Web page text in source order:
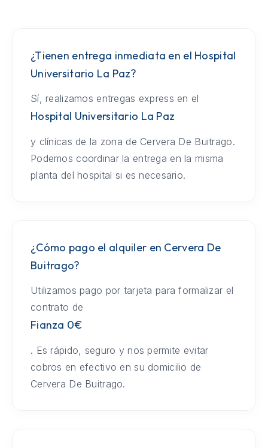
¿Tienen entrega inmediata en el Hospital
Universitario La Paz?
Sí, realizamos entregas express en el
Hospital Universitario La Paz
y clínicas de la zona de Cervera De Buitrago.
Podemos coordinar la entrega en la misma
planta del hospital si es necesario.
¿Cómo pago el alquiler en Cervera De
Buitrago?
Utilizamos pago por tarjeta para formalizar el
contrato de
Fianza 0€
. Es rápido, seguro y nos permite evitar
cobros en efectivo en su domicilio de
Cervera De Buitrago.